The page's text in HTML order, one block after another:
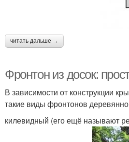
читать дальше →
Фронтон из досок:
В зависимости от конструкции
такие виды фронтонов
килевидный (его ещё называют